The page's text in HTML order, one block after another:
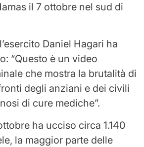
il 7 ottobre nel sud di
Daniel Hagari ha
“Questo è un video
che mostra la brutalità di
degli anziani e dei civili
di cure mediche”.
ha ucciso circa 1.140
la maggior parte delle